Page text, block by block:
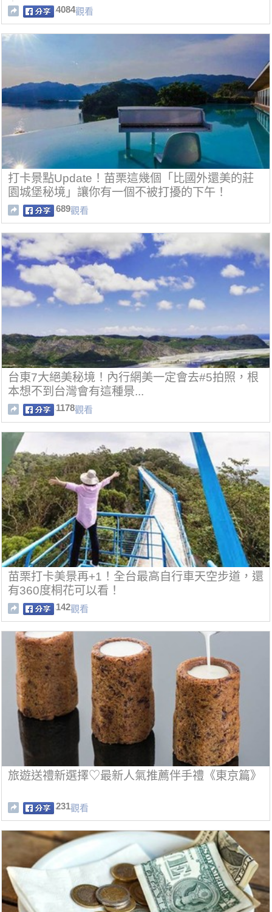
有!!
4084觀看
打卡景點Update！苗栗這幾個「比國外還美的莊
園城堡秘境」讓你有一個不被打擾的下午！
689觀看
台東7大絕美秘境！內行網美一定會去#5拍照，根
本想不到台灣會有這種景...
1178觀看
苗栗打卡美景再+1！全台最高自行車天空步道，還
有360度桐花可以看！
142觀看
旅遊送禮新選擇♡最新人氣推薦伴手禮《東京篇》
231觀看